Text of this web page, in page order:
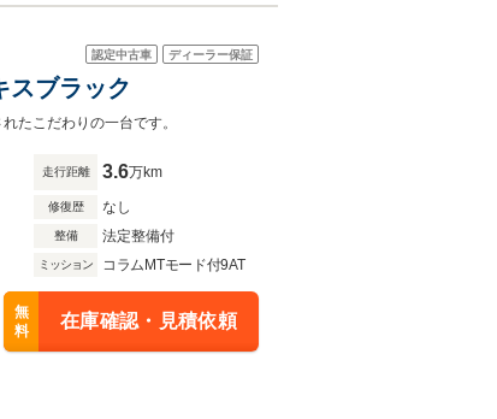
認定中古車 ディーラー保証
ブラック
たこだわりの一台です。
走行距離 3.6万km
修復歴 なし
整備 法定整備付
ミッション コラムMTモード付9AT
無
料
在庫確認・見積依頼